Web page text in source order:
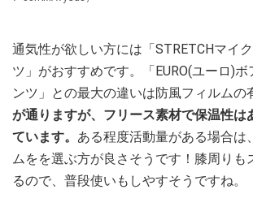
通気性が欲しい方には「STRETCHマイ
ツ」がおすすめです。「EURO(ユーロ)
ンツ」との最大の違いは防風フィルムの
が通りますが、フリース素材で保温性は
ています。 ある程度活動量がある場合は
ムをを選ぶ方が良さそうです！膝周りも
るので、普段使いもしやすそうですね。